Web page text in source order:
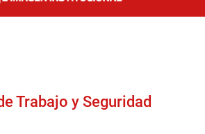
Trabajo y Seguridad